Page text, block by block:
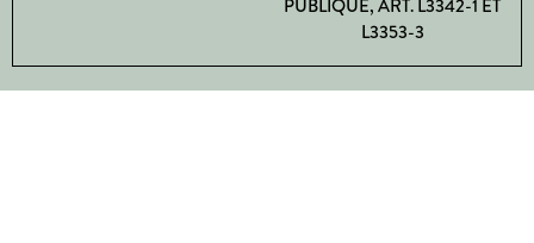
PUBLIQUE, ART. L3342-1 ET
L3353-3